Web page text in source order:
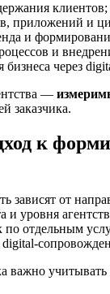
клиентов;
приложений и
и
и
через
—
заказчика.
к
зависят от
и уровня
по отдельным
важно учитывать